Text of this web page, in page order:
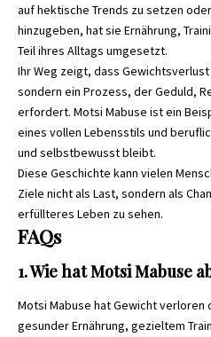
auf hektische Trends zu setzen
hinzugeben, hat sie Ernährung,
Teil ihres Alltags umgesetzt.
Ihr Weg zeigt, dass
sondern ein Prozess, der Geduld,
erfordert. Motsi Mabuse ist ein
eines vollen Lebensstils und
und selbstbewusst bleibt.
Diese Geschichte kann vielen
Ziele nicht als Last, sondern als
erfüllteres Leben zu sehen.
FAQs
1. Wie hat Motsi Mabuse
Motsi Mabuse hat Gewicht verloren
gesunder Ernährung, gezieltem